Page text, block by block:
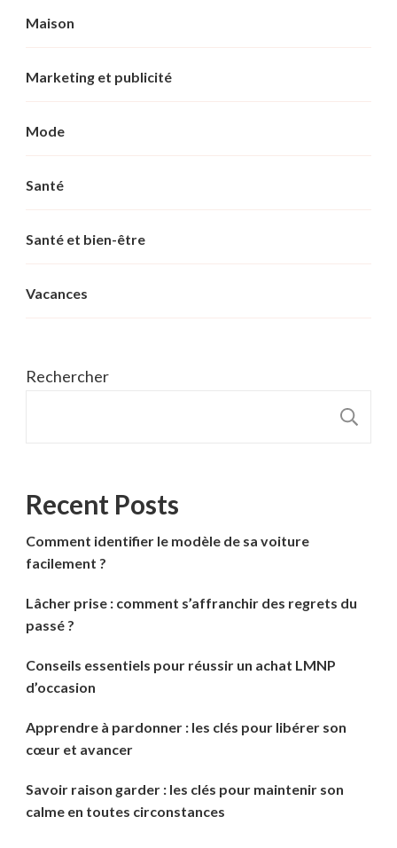
Maison
Marketing et publicité
Mode
Santé
Santé et bien-être
Vacances
Rechercher
Recent Posts
Comment identifier le modèle de sa voiture
facilement ?
Lâcher prise : comment s’affranchir des regrets du
passé ?
Conseils essentiels pour réussir un achat LMNP
d’occasion
Apprendre à pardonner : les clés pour libérer son
cœur et avancer
Savoir raison garder : les clés pour maintenir son
calme en toutes circonstances